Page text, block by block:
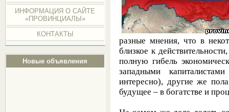
ИНФОРМАЦИЯ О САЙТЕ
«ПРОВИНЦИАЛЫ»
КОНТАКТЫ
Новые объявления
разные мнения, что в
близкое к
полную гибель
западными
интересно), другие же
будущее – в богатстве и